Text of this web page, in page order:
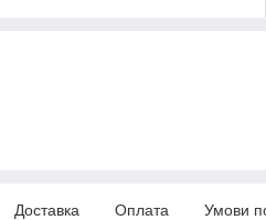
Доставка Оплата Умови